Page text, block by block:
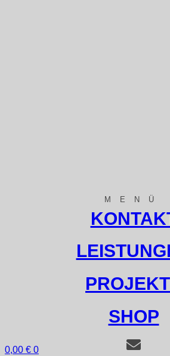
MENÜ
SHOP
0,00 € 0